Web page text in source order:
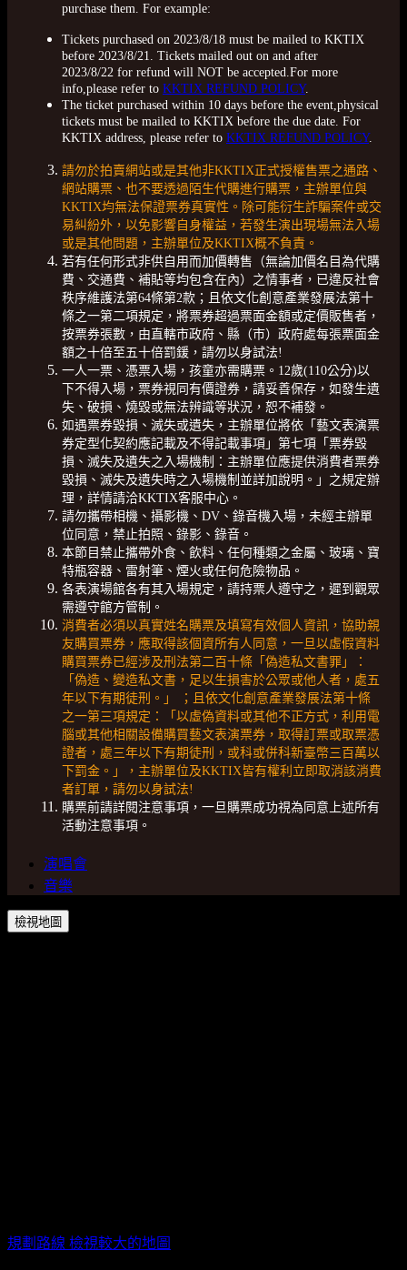
purchase them. For example:
Tickets purchased on 2023/8/18 must be mailed to KKTIX
before 2023/8/21. Tickets mailed out on and after
2023/8/22 for refund will NOT be accepted.For more
info,please refer to KKTIX REFUND POLICY.
The ticket purchased within 10 days before the event,physical
tickets must be mailed to KKTIX before the due date. For
KKTIX address, please refer to KKTIX REFUND POLICY.
請勿於拍賣網站或是其他非KKTIX正式授權售票之通路、
網站購票、也不要透過陌生代購進行購票，主辦單位與
KKTIX均無法保證票券真實性。除可能衍生詐騙案件或交
易糾紛外，以免影響自身權益，若發生演出現場無法入場
或是其他問題，主辦單位及KKTIX概不負責。
若有任何形式非供自用而加價轉售（無論加價名目為代購
費、交通費、補貼等均包含在內）之情事者，已違反社會
秩序維護法第64條第2款；且依文化創意產業發展法第十
條之一第二項規定，將票券超過票面金額或定價販售者，
按票券張數，由直轄市政府、縣（市）政府處每張票面金
額之十倍至五十倍罰鍰，請勿以身試法!
一人一票、憑票入場，孩童亦需購票。12歲(110公分)以
下不得入場，票券視同有價證券，請妥善保存，如發生遺
失、破損、燒毀或無法辨識等狀況，恕不補發。
如遇票券毀損、滅失或遺失，主辦單位將依「藝文表演票
券定型化契約應記載及不得記載事項」第七項「票券毀
損、滅失及遺失之入場機制：主辦單位應提供消費者票券
毀損、滅失及遺失時之入場機制並詳加說明。」之規定辦
理，詳情請洽KKTIX客服中心。
請勿攜帶相機、攝影機、DV、錄音機入場，未經主辦單
位同意，禁止拍照、錄影、錄音。
本節目禁止攜帶外食、飲料、任何種類之金屬、玻璃、寶
特瓶容器、雷射筆、煙火或任何危險物品。
各表演場館各有其入場規定，請持票人遵守之，遲到觀眾
需遵守館方管制。
消費者必須以真實姓名購票及填寫有效個人資訊，協助親
友購買票券，應取得該個資所有人同意，一旦以虛假資料
購買票券已經涉及刑法第二百十條「偽造私文書罪」：
「偽造、變造私文書，足以生損害於公眾或他人者，處五
年以下有期徒刑。」 ；且依文化創意產業發展法第十條
之一第三項規定：「以虛偽資料或其他不正方式，利用電
腦或其他相關設備購買藝文表演票券，取得訂票或取票憑
證者，處三年以下有期徒刑，或科或併科新臺幣三百萬以
下罰金。」，主辦單位及KKTIX皆有權利立即取消該消費
者訂單，請勿以身試法!
購票前請詳閱注意事項，一旦購票成功視為同意上述所有
活動注意事項。
演唱會
音樂
檢視地圖
規劃路線 檢視較大的地圖